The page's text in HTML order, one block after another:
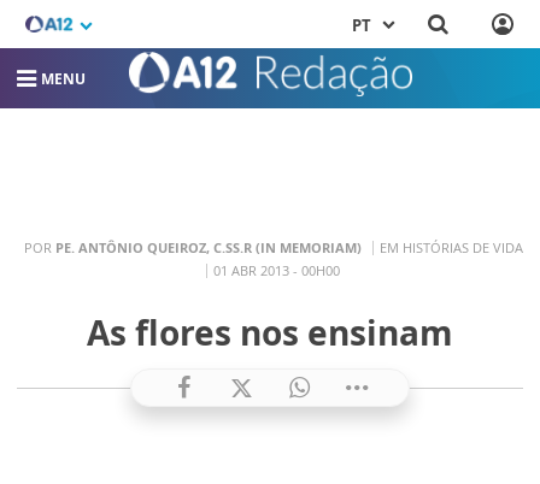
PT
MENU
POR PE. ANTÔNIO QUEIROZ, C.SS.R (IN MEMORIAM)
EM HISTÓRIAS DE VIDA
01 ABR 2013 - 00H00
As flores nos ensinam